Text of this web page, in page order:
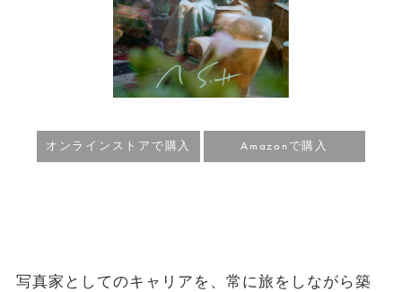
オンラインストアで購入 Amazonで購入
写真家としてのキャリアを、常に旅をしながら築